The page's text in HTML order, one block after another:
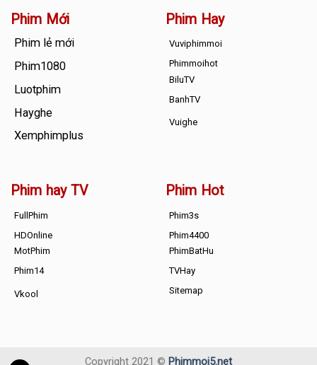
Phim Mới
Phim lẻ mới
Phim1080
Luotphim
Hayghe
Xemphimplus
Phim Hay
Vuviphimmoi
Phimmoihot
BiluTV
BanhTV
Vuighe
Phim hay TV
FullPhim
HDOnline
MotPhim
Phim14
Vkool
Phim Hot
Phim3s
Phim4400
PhimBatHu
TVHay
Sitemap
Copyright 2021 © Phimmoi5.net